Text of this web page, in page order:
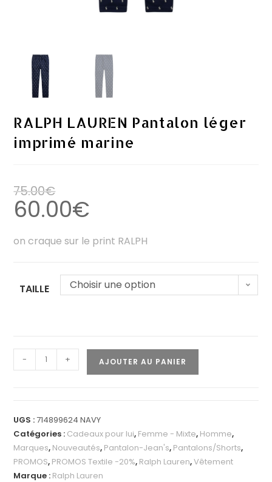
RALPH LAUREN Pantalon léger
imprimé marine
75.00€
60.00€
on craque sur le print RALPH
TAILLE Choisir une option
- + AJOUTER AU PANIER
UGS :714899624 NAVY
Catégories : Cadeaux pour lui, Femme - Mixte, Homme,
Marques, Nouveautés, Pantalon-Jean's, Pantalons/Shorts,
PROMOS, PROMOS Textile -20%, Ralph Lauren,Vêtement
Marque : Ralph Lauren